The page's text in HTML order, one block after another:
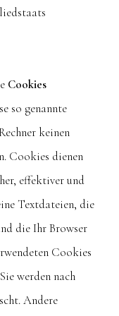
Cookies
so genannte
keinen
Cookies dienen
effektiver und
Textdateien, die
die Ihr Browser
Cookies
werden nach
Andere